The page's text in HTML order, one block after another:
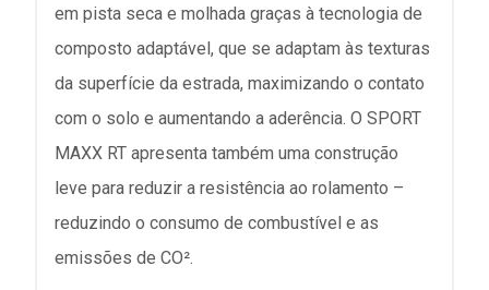
em pista seca e molhada graças à tecnologia de
composto adaptável, que se adaptam às texturas
da superfície da estrada, maximizando o contato
com o solo e aumentando a aderência. O SPORT
MAXX RT apresenta também uma construção
leve para reduzir a resistência ao rolamento –
reduzindo o consumo de combustível e as
emissões de CO².